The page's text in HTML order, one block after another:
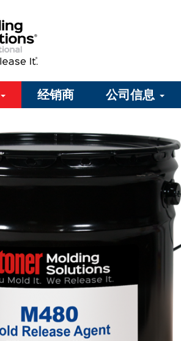
经销商 公司信息